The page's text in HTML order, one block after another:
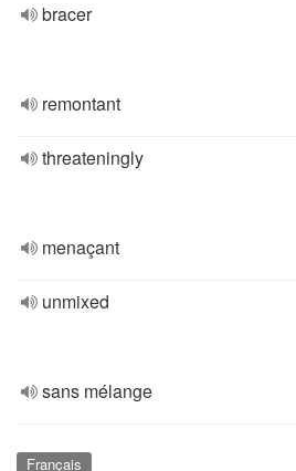
bracer
remontant
threateningly
menaçant
unmixed
sans mélange
Français